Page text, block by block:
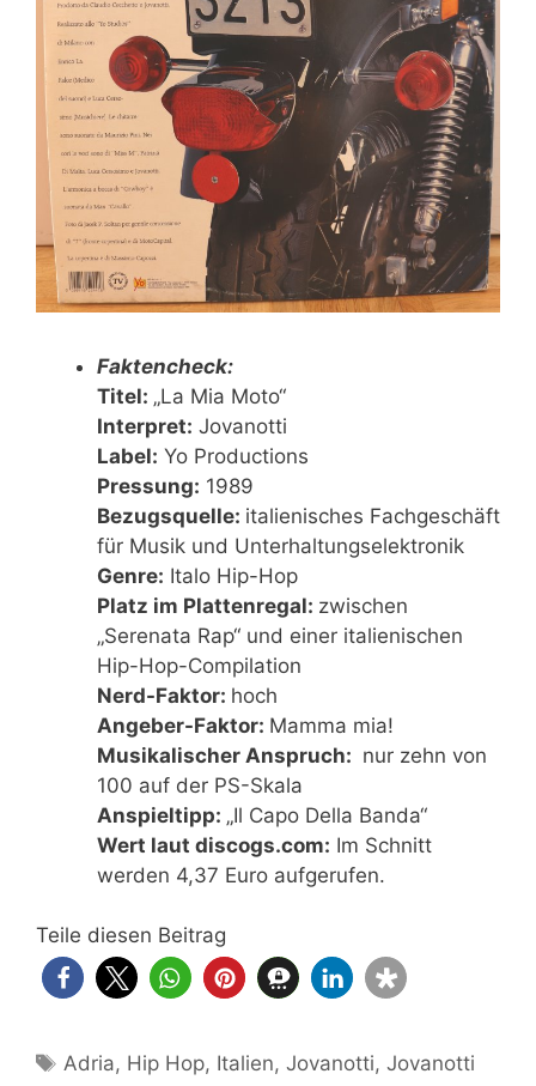
Faktencheck:
Titel: „La Mia Moto“
Interpret: Jovanotti
Label: Yo Productions
Pressung: 1989
Bezugsquelle: italienisches Fachgeschäft
für Musik und Unterhaltungselektronik
Genre: Italo Hip-Hop
Platz im Plattenregal: zwischen
„Serenata Rap“ und einer italienischen
Hip-Hop-Compilation
Nerd-Faktor: hoch
Angeber-Faktor: Mamma mia!
Musikalischer Anspruch: nur zehn von
100 auf der PS-Skala
Anspieltipp: „Il Capo Della Banda“
Wert laut discogs.com: Im Schnitt
werden 4,37 Euro aufgerufen.
Teile diesen Beitrag
Schlagwörter
Adria, Hip Hop, Italien,Jovanotti,Jovanotti